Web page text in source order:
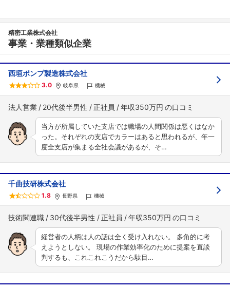
精密工業株式会社
事業・業種類似企業
西垣ポンプ製造株式会社
3.0 岐阜県 機械
法人営業 20代後半男性 正社員 年収350万円
当方が所属していた支店では職場の人間関係は悪くはなか
った。それぞれの支店でカラーはあると思われるが、年一
度全支店が集まる全社会議があるが、そ…
千曲技研株式会社
1.8 長野県 機械
技術関連職 30代後半男性 正社員 年収350万円
経営者の人柄は人の話は全く受け入れない。 多角的に考
えようとしない。 現場の作業効率化のために提案を直談
判するも、これこれこうだから駄目…